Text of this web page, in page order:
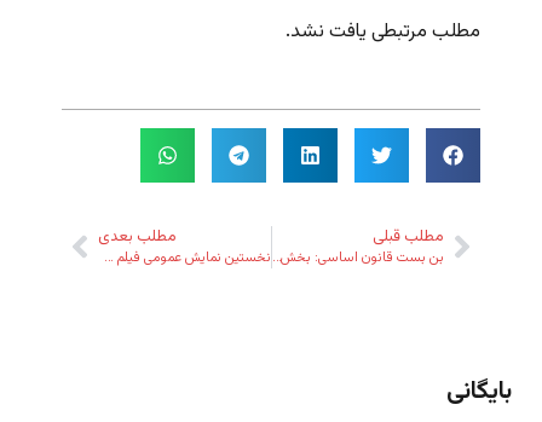
مطلب مرتبطی یافت نشد.
مطلب قبلی
بن بست قانون اساسی: بخش دوم سخنرانی سازگارا
مطلب بعدی
نخستین نمایش عمومی فیلم چرخ و فلک در لندن
بایگانی